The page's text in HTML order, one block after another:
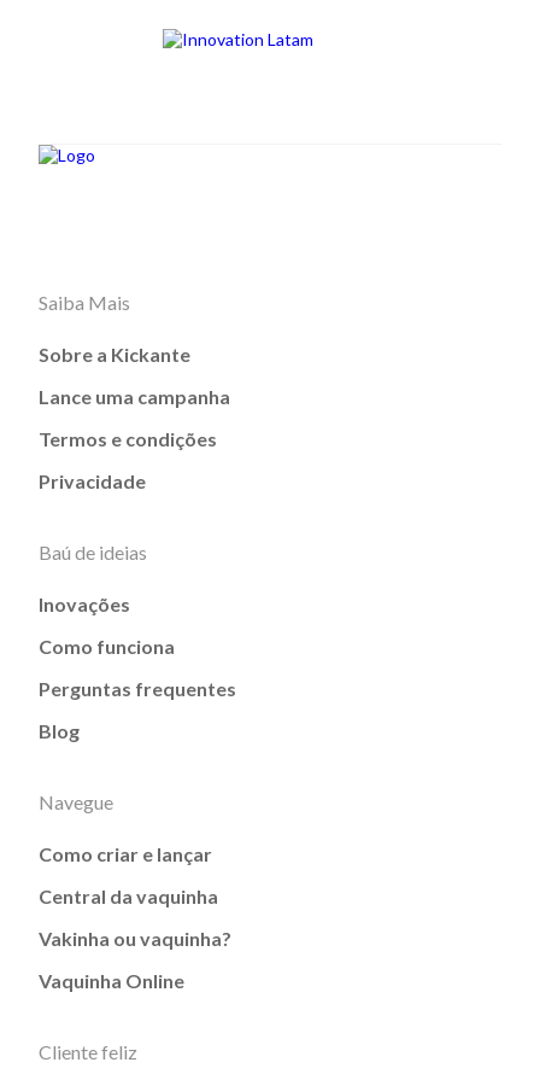
Saiba Mais
Sobre a Kickante
Lance uma campanha
Termos e condições
Privacidade
Baú de ideias
Inovações
Como funciona
Perguntas frequentes
Blog
Navegue
Como criar e lançar
Central da vaquinha
Vakinha ou vaquinha?
Vaquinha Online
Cliente feliz